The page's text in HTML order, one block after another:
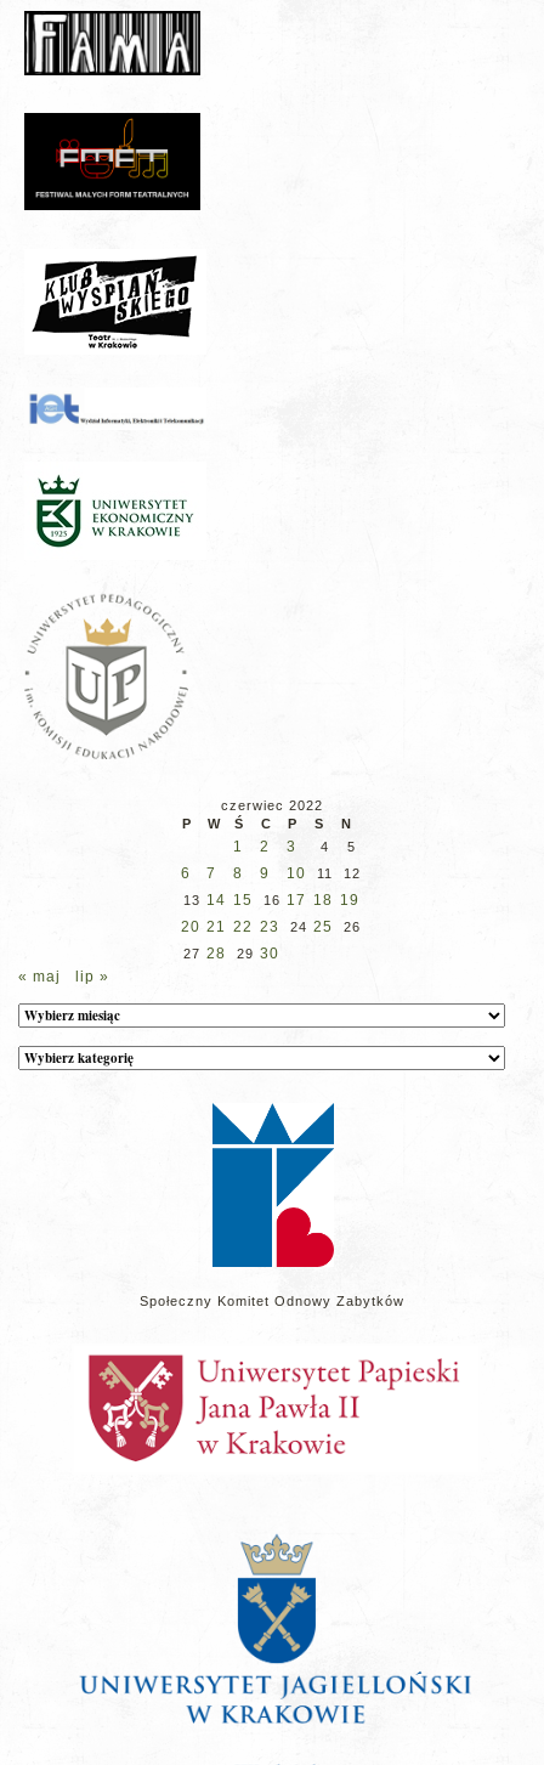
czerwiec 2022
P
W Ś C P S N
1 2 3 4 5
6 7 8 9 10 11
12
13 14 15 16 17 18 19
20 21 22 23 24 25
26
27 28 29 30
« maj
lip »
Archiwum
Kategorie
wpisów
Społeczny Komitet Odnowy Zabytków